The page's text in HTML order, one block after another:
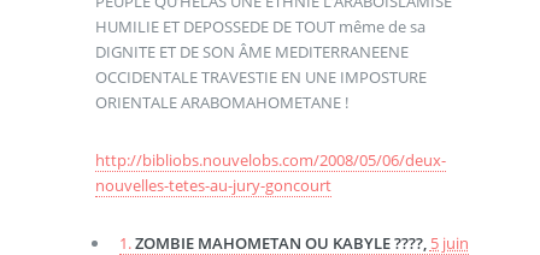
HUMILIE ET DEPOSSEDE DE TOUT même de sa
DIGNITE ET DE SON ÂME MEDITERRANEENE
OCCIDENTALE TRAVESTIE EN UNE IMPOSTURE
ORIENTALE ARABOMAHOMETANE !
http://bibliobs.nouvelobs.com/2008/05/06/deux-
nouvelles-tetes-au-jury-goncourt
1.ZOMBIE MAHOMETAN OU KABYLE ????, 5 juin